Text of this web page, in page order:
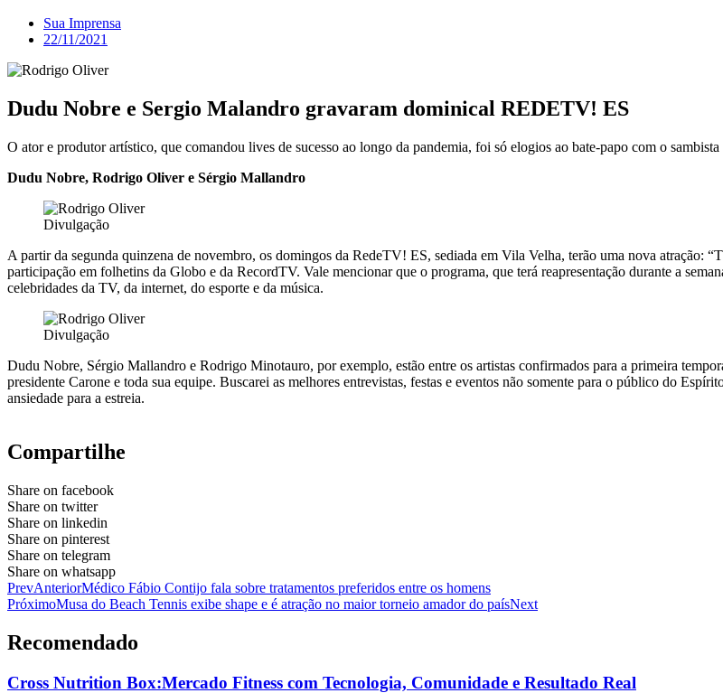
Sua Imprensa
22/11/2021
Dudu Nobre e Sergio Malandro gravaram dominical REDETV! ES
O ator e produtor artístico, que comandou lives de sucesso ao longo da pandemia, foi só elogios ao bate-papo com o
Dudu Nobre, Rodrigo Oliver e Sérgio Mallandro
Divulgação
​A partir da segunda quinzena de novembro, os domingos da RedeTV! ES, sediada em Vila Velha, terão uma nova atração:
participação em folhetins da Globo e da RecordTV. Vale mencionar que o programa, que terá reapresentação durante a
celebridades da TV, da internet, do esporte e da música.
Divulgação
Dudu Nobre, Sérgio Mallandro e Rodrigo Minotauro, por exemplo, estão entre os artistas confirmados para a primeira
presidente Carone e toda sua equipe. Buscarei as melhores entrevistas, festas e eventos não somente para o público do
ansiedade para a estreia.
Compartilhe
Share on facebook
Share on twitter
Share on linkedin
Share on pinterest
Share on telegram
Share on whatsapp
PrevAnteriorMédico Fábio Contijo fala sobre tratamentos preferidos entre os homens
PróximoMusa do Beach Tennis exibe shape e é atração no maior torneio amador do paísNext
Recomendado
Cross Nutrition Box:Mercado Fitness com Tecnologia, Comunidade e Resultado Real